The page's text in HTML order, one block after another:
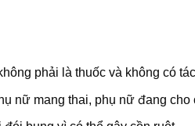
phải là thuốc và không có
nữ mang thai, phụ nữ đang